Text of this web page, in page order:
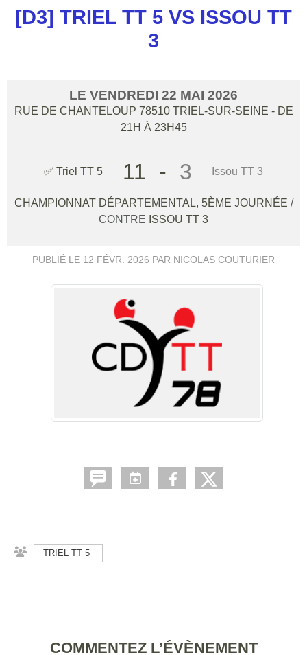
[D3] TRIEL TT 5 VS ISSOU TT
3
LE VENDREDI 22 MAI 2026
RUE DE CHANTELOUP 78510 TRIEL-SUR-SEINE - DE
21H À 23H45
✅ Triel TT 5 11 - 3 Issou TT 3
CHAMPIONNAT DÉPARTEMENTAL, 5ÈME JOURNÉE /
CONTRE ISSOU TT 3
PUBLIÉ LE 12 FÉVR. 2026 PAR NICOLAS COUTURIER
TRIEL TT 5
COMMENTEZ L’ÉVÈNEMENT